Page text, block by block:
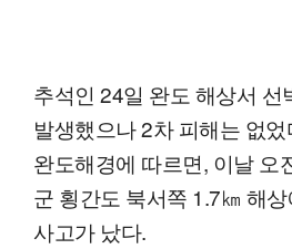
추석인 24일 완도 해상서
발생했으나 2차 피해는 없었
완도해경에 따르면, 이날 오
군 횡간도 북서쪽 1.7㎞ 해
사고가 났다.